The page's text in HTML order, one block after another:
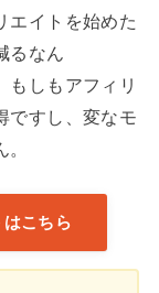
エイトを始めた
るなん
もしもアフィリ
ですし、変なモ
こちら